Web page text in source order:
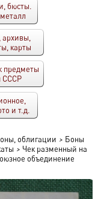
бюсты.
карты
предметы
СССР
и т.д.
облигации > Боны
> Чек разменный на
объединение